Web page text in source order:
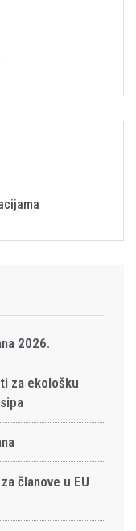
2026.
za ekološku
članove u EU